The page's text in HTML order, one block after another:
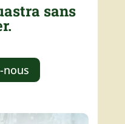
sans
nous